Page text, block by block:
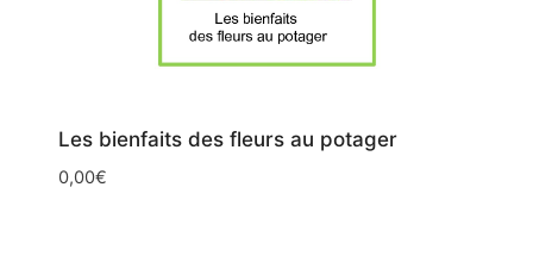
Les bienfaits des fleurs au potager
0,00€